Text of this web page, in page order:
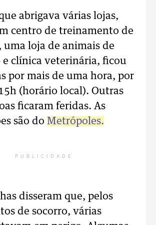
abrigava várias lojas,
centro de treinamento de
uma loja de animais de
e clínica veterinária, ficou
por mais de uma hora, por
(horário local). Outras
ficaram feridas. As
são do Metrópoles.
PUBLICIDADE
disseram que, pelos
de socorro, várias